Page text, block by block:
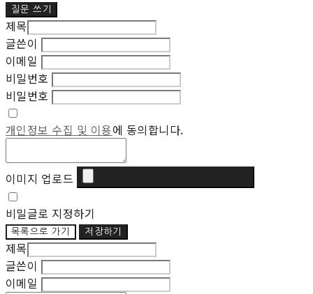
질문 쓰기
제목
글쓴이
이메일
비밀번호
비밀번호
개인정보 수집 및 이용에 동의합니다.
이미지 업로드
비밀글로 지정하기
목록으로 가기 저장하기
제목
글쓴이
이메일